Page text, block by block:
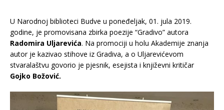
U Narodnoj biblioteci Budve u poneđeljak, 01. jula 2019.
godine, je promovisana zbirka poezije “Gradivo” autora
Radomira Uljarevića. Na promociji u holu Akademije znanja
autor je kazivao stihove iz Gradiva, a o Uljarevićevom
stvaralaštvu govorio je pjesnik, esejista i književni kritičar
Gojko Božović.